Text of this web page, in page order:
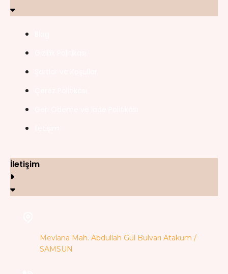
İletişim
Mevlana Mah. Abdullah Gül Bulvarı Atakum /
SAMSUN